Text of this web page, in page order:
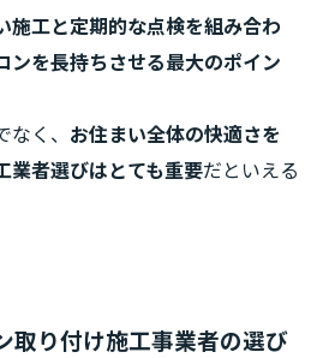
施工と定期的な点検を組み合わ
ンを長持ちさせる最大のポイン
く、 お住まい全体の快適さを
業者選びはとても重要だといえる
取り付け施工事業者の選び